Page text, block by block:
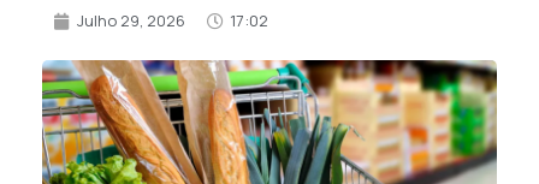
Julho 29, 2026 17:02